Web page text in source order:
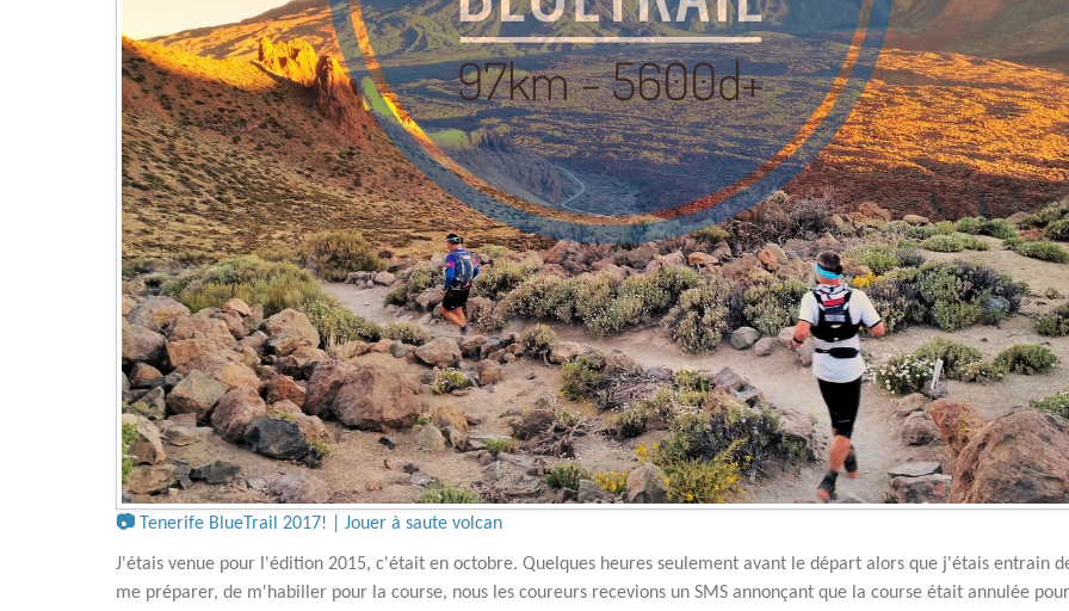
📷 Tenerife BlueTrail 2017! | Jouer à saute volcan
J'étais venue pour l'édition 2015, c'était en octobre. Quelques heures seulement avant le départ alors que j'étais entrain
me préparer, de m'habiller pour la course, nous les coureurs recevions un SMS annonçant que la course était annulée pour